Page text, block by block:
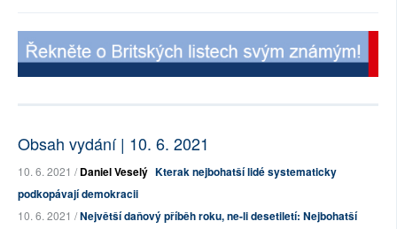
Obsah vydání | 10. 6. 2021
10. 6. 2021 /Daniel Veselý Kterak nejbohatší lidé systematicky
podkopávají demokracii
10. 6. 2021 /Největší daňový příběh roku, ne-li desetiletí: Nejbohatší